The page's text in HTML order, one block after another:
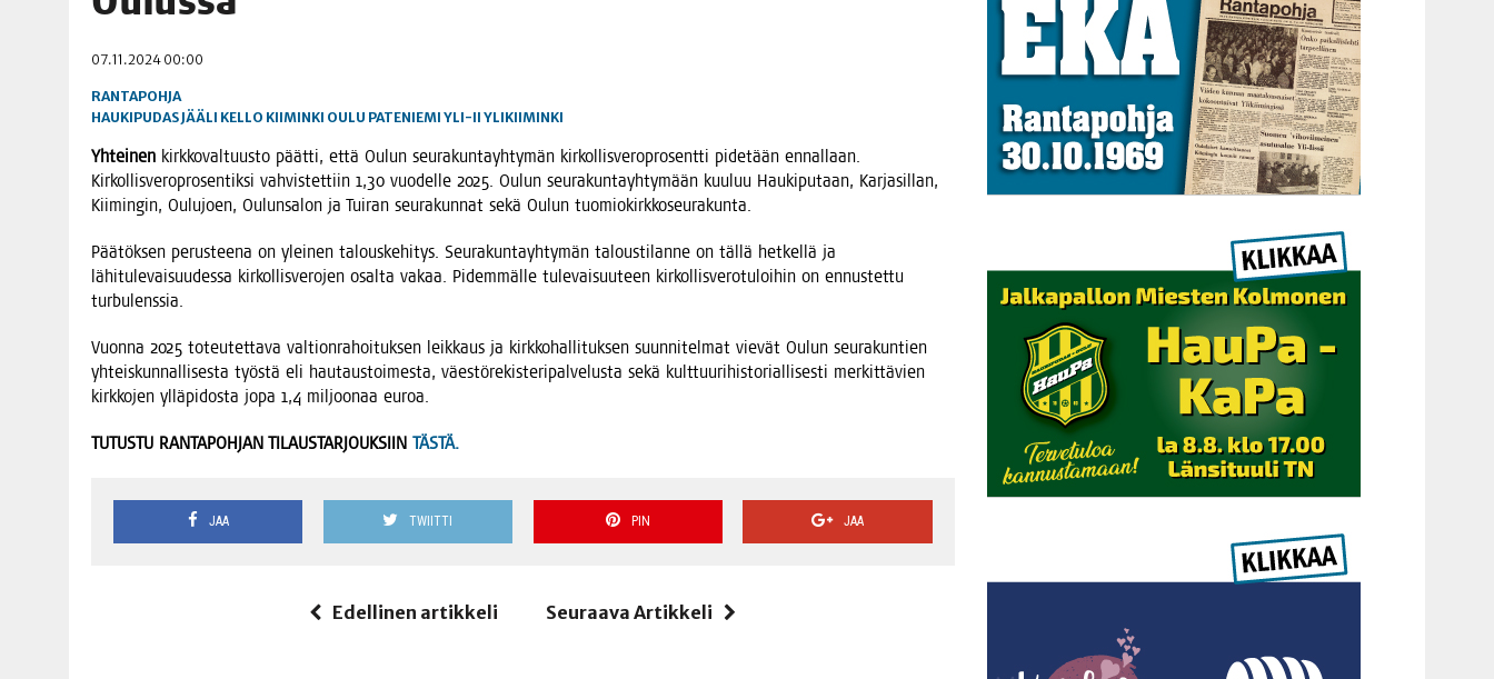
06.08.2026 | KII­MIN­KI­PÄI­VÄT JÄR­JES­TE­TÄÄN PERIN­TEI­TÄ KUNNIOITTAEN
07.11.2024 00:00
RANTAPOHJA
HAUKIPUDASJÄÄLI KELLO KIIMINKI OULU PATENIEMI YLI-II YLIKIIMINKI
Yhtei­nen kirk­ko­val­tuus­to päät­ti, että Oulun seu­ra­kun­tayh­ty­män kir­kol­lis­ve­ro­pro­sent­ti pide­tään ennal­laan.
Kir­kol­lis­ve­ro­pro­sen­tik­si vah­vis­tet­tiin 1,30 vuo­del­le 2025. Oulun seu­ra­kun­tayh­ty­mään kuu­luu Hau­ki­pu­taan, Kar­ja­sil­lan,
Kii­min­gin, Oulu­joen, Oulun­sa­lon ja Tui­ran seu­ra­kun­nat sekä Oulun tuomiokirkkoseurakunta.
Pää­tök­sen perus­tee­na on ylei­nen talous­ke­hi­tys. Seu­ra­kun­tayh­ty­män talous­ti­lan­ne on täl­lä het­kel­lä ja
lähi­tu­le­vai­suu­des­sa kir­kol­lis­ve­ro­jen osal­ta vakaa. Pidem­mäl­le tule­vai­suu­teen kir­kol­lis­ve­ro­tu­loi­hin on ennus­tet­tu
turbulenssia.
Vuon­na 2025 toteu­tet­ta­va val­tion­ra­hoi­tuk­sen leik­kaus ja kirk­ko­hal­li­tuk­sen suun­ni­tel­mat vie­vät Oulun seu­ra­kun­tien
yhteis­kun­nal­li­ses­ta työs­tä eli hau­taus­toi­mes­ta, väes­tö­re­kis­te­ri­pal­ve­lus­ta sekä kult­tuu­ri­his­to­rial­li­ses­ti mer­kit­tä­vien
kirk­ko­jen yllä­pi­dos­ta jopa 1,4 mil­joo­naa euroa.
TUTUSTU RANTAPOHJAN TILAUSTARJOUKSIIN TÄSTÄ.
JAA TWIITTI PIN JAA
Edellinen artikkeli Seuraava Artikkeli